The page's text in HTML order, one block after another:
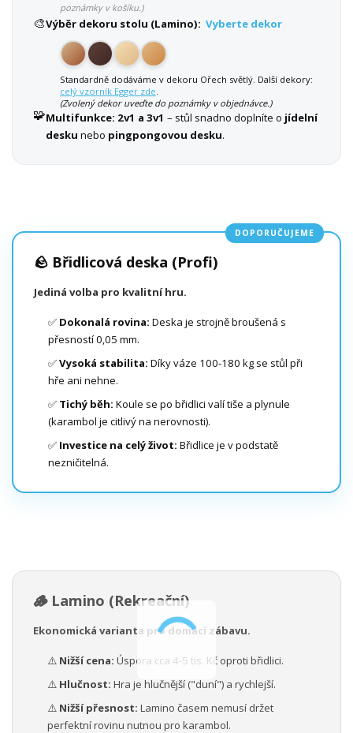
poznámky v košíku.)
🎨Výběr dekoru stolu (Lamino): Vyberte dekor
Standardně dodáváme v dekoru Ořech světlý. Další dekory:
celý vzorník Egger zde
(Zvolený dekor uveďte do poznámky v objednávce.)
🧩Multifunkce: 2v1 a 3v1 – stůl snadno doplníte o jídelní
desku nebo pingpongovou desku.
DOPORUČUJEME
🪨 Břidlicová deska (Profi)
Jediná volba pro kvalitní hru.
✅ Dokonalá rovina: Deska je strojně broušená s
přesností 0,05 mm.
✅Vysoká stabilita: Díky váze 100-180 kg se stůl při
hře ani nehne.
✅ Tichý běh: Koule se po břidlici valí tiše a plynule
(karambol je citlivý na nerovnosti).
✅ Investice na celý život: Břidlice je v podstatě
nezničitelná.
🪵 Lamino (Rekreační)
Ekonomická varianta pro domácí zábavu.
⚠️ Nižší cena: Úspora cca 4-5 tis. Kč oproti břidlici.
⚠️ Hlučnost: Hra je hlučnější ("duní") a rychlejší.
⚠️ Nižší přesnost: Lamino časem nemusí držet
perfektní rovinu nutnou pro karambol.